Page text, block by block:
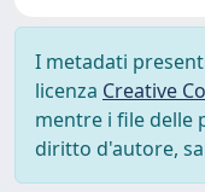
I metadati
licenza Creative
mentre i file delle
diritto d'autore,